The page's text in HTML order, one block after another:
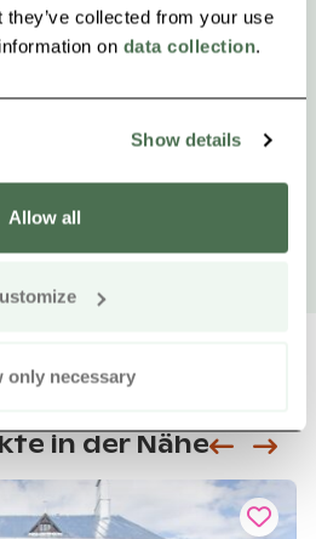
collected from your use
on data collection.
Show details
Allow all
only necessary
in der Nähe Siirry